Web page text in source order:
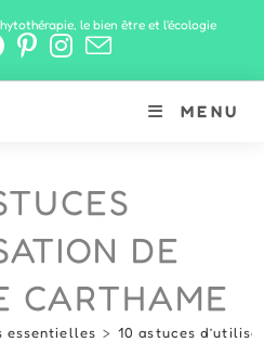
le bien être et l'écologie
MENU
DE
CARTHAME
essentielles > 10 astuces